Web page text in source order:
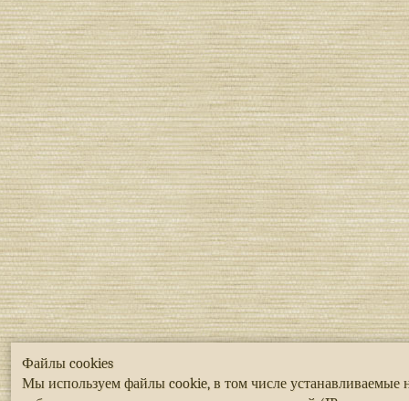
Файлы cookies
Мы используем файлы cookie, в том числе устанавливаемые